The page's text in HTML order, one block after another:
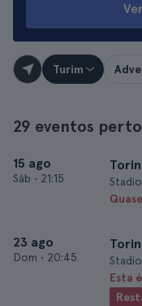
Turim
29 eventos
15 ago
Sáb • 21:15
23 ago
Dom • 20:45
Esta